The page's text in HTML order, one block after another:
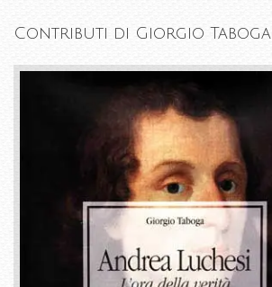
Contributi di Giorgio Taboga